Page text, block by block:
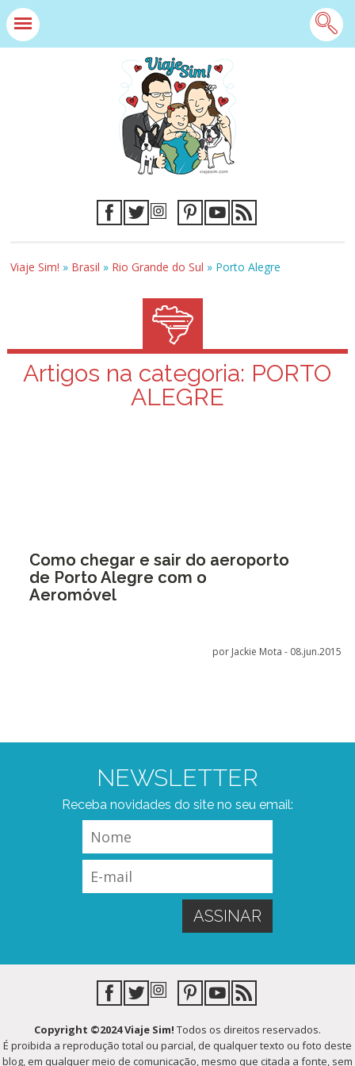
Viaje Sim! » Brasil » Rio Grande do Sul » Porto Alegre
Artigos na categoria: PORTO
ALEGRE
Como chegar e sair do aeroporto
de Porto Alegre com o
Aeromóvel
por Jackie Mota - 08.jun.2015
NEWSLETTER
Receba novidades do site no seu email:
Copyright ©2024 Viaje Sim! Todos os direitos reservados.
É proibida a reprodução total ou parcial, de qualquer texto ou foto deste
blog, em qualquer meio de comunicação, mesmo que citada a fonte, sem